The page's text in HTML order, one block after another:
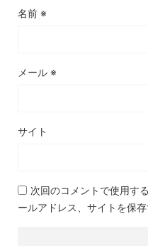
名前 ※
メール ※
サイト
次回のコメントで使用す
ールアドレス、サイトを保存